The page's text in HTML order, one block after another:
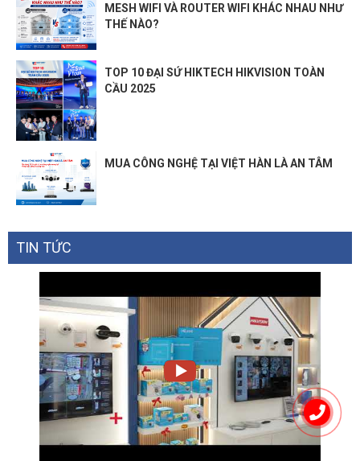
MESH WIFI VÀ ROUTER WIFI KHÁC NHAU NHƯ
THẾ NÀO?
TOP 10 ĐẠI SỨ HIKTECH HIKVISION TOÀN
CẦU 2025
MUA CÔNG NGHỆ TẠI VIỆT HÀN LÀ AN TÂM
TIN TỨC